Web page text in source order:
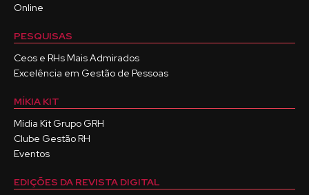
Online
PESQUISAS
Ceos e RHs Mais Admirados
Excelência em Gestão de Pessoas
MÍKIA KIT
Mídia Kit Grupo GRH
Clube Gestão RH
Eventos
EDIÇÕES DA REVISTA DIGITAL